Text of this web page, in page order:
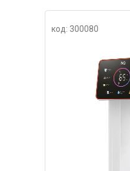
код: 300080